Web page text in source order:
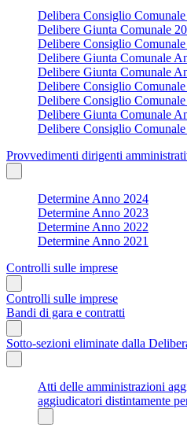
Delibera Consiglio
Delibere Giunta Comunale
Delibere Consiglio
Delibere Giunta Comunale
Delibere Giunta Comunale
Delibere Consiglio
Delibere Consiglio
Delibere Giunta Comunale
Delibere Consiglio
Provvedimenti dirigenti
Determine Anno 2024
Determine Anno 2023
Determine Anno 2022
Determine Anno 2021
Controlli sulle imprese
Controlli sulle imprese
Bandi di gara e contratti
Sotto-sezioni eliminate dalla
Atti delle amministrazioni
aggiudicatori distintamente